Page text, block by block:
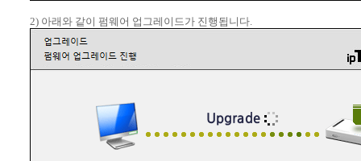
2) 아래와 같이 펌웨어 업그레이드가 진행됩니다.